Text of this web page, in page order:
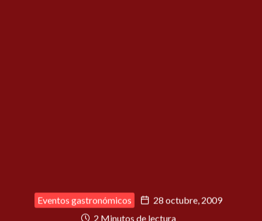
Eventos gastronómicos
28 octubre, 2009
2 Minutos de lectura